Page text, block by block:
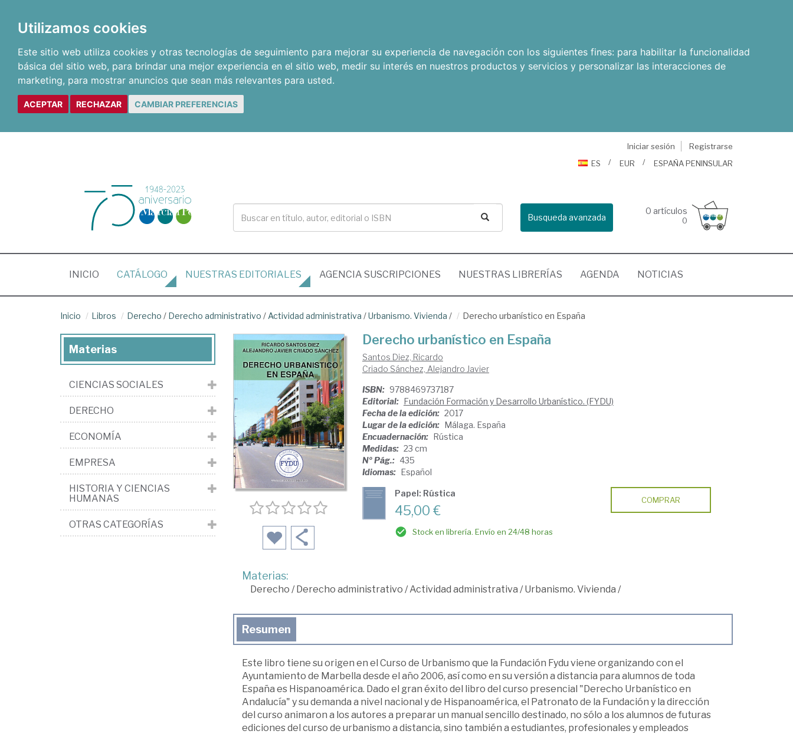
Utilizamos cookies
Este sitio web utiliza cookies y otras tecnologías de seguimiento para mejorar su experiencia de navegación con los siguientes fines: para habilitar la funcionalidad
básica del sitio web, para brindar una mejor experiencia en el sitio web, medir su interés en nuestros productos y servicios y personalizar las interacciones de
marketing, para mostrar anuncios que sean más relevantes para usted.
ACEPTAR RECHAZAR CAMBIAR PREFERENCIAS
Iniciar sesión
Registrarse
ES
EUR ESPAÑA PENINSULAR
Busqueda avanzada
0 artículos
0
INICIO (CURRENT)
CATÁLOGO NUESTRAS EDITORIALES AGENCIA SUSCRIPCIONES NUESTRAS LIBRERÍAS AGENDA NOTICIAS
Inicio Libros Derecho / Derecho administrativo / Actividad administrativa /Urbanismo. Vivienda / Derecho urbanístico en España
Derecho urbanístico en España
Santos Diez, Ricardo
Criado Sánchez, Alejandro Javier
ISBN: 9788469737187
Editorial: Fundación Formación y Desarrollo Urbanístico. (FYDU)
Fecha de la edición: 2017
Lugar de la edición: Málaga. España
Encuadernación: Rústica
Medidas: 23 cm
Nº Pág.: 435
Idiomas: Español
Papel: Rústica
45,00 €
Stock en librería. Envío en 24/48 horas
COMPRAR
Materias:
Derecho /Derecho administrativo /Actividad administrativa /Urbanismo. Vivienda /
Resumen
Este libro tiene su origen en el Curso de Urbanismo que la Fundación Fydu viene organizando con el
Ayuntamiento de Marbella desde el año 2006, así como en su versión a distancia para alumnos de toda
España es Hispanoamérica. Dado el gran éxito del libro del curso presencial "Derecho Urbanístico en
Andalucía" y su demanda a nivel nacional y de Hispanoamérica, el Patronato de la Fundación y la dirección
del curso animaron a los autores a preparar un manual sencillo destinado, no sólo a los alumnos de futuras
ediciones del curso de urbanismo a distancia, sino también a estudiantes, profesionales y empleados
Materias
CIENCIAS SOCIALES
DERECHO
ECONOMÍA
EMPRESA
HISTORIA Y CIENCIAS
HUMANAS
OTRAS CATEGORÍAS